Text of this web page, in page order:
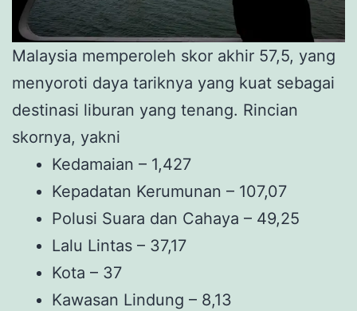
Malaysia memperoleh skor akhir 57,5, yang
menyoroti daya tariknya yang kuat sebagai
destinasi liburan yang tenang. Rincian
skornya, yakni
Kedamaian – 1,427
Kepadatan Kerumunan – 107,07
Polusi Suara dan Cahaya – 49,25
Lalu Lintas – 37,17
Kota – 37
Kawasan Lindung – 8,13